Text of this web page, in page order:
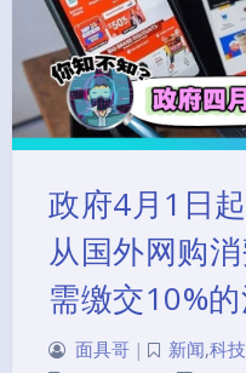
政府4月1日
从国外网购
需缴交10%的
面具哥 | 新闻,科技